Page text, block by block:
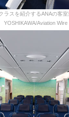
ラスを紹介するANAの客
YOSHIKAWA/Aviation Wire